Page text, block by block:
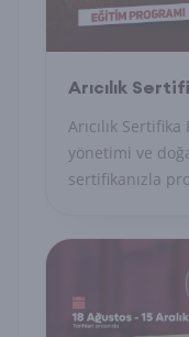
Arıcılık
Arıcılık
yönetimi ve
sertifikanızla